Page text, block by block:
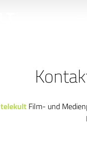
telekultFilm- und